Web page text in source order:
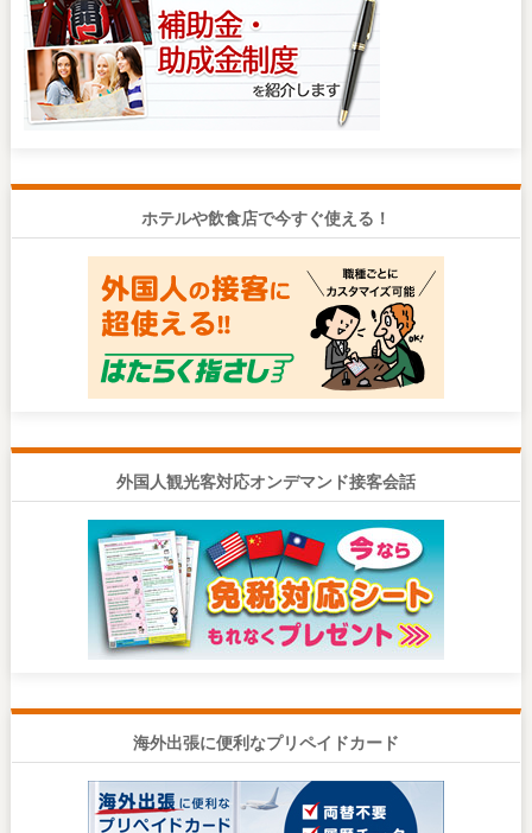
ホテルや飲食店で今すぐ使える！
外国人観光客対応オンデマンド接客会話
海外出張に便利なプリペイドカード